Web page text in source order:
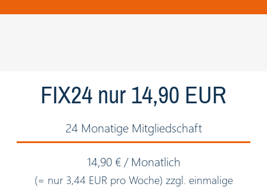
FIX24 nur 14,90 EUR
24 Monatige Mitgliedschaft
14,90 € / Monatlich
(= nur 3,44 EUR pro Woche) zzgl. einmalige